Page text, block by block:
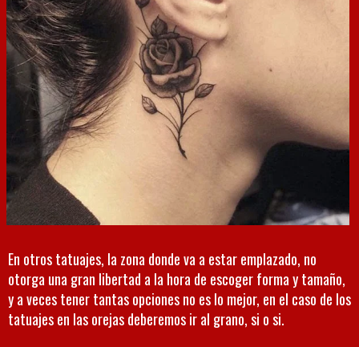
En otros tatuajes, la zona donde va a estar emplazado, no
otorga una gran libertad a la hora de escoger forma y tamaño,
y a veces tener tantas opciones no es lo mejor, en el caso de los
tatuajes en las orejas deberemos ir al grano, si o si.